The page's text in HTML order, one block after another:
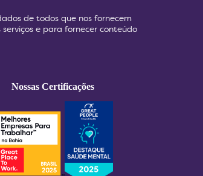
de todos que nos fornecem
e para fornecer conteúdo
Nossas Certificações